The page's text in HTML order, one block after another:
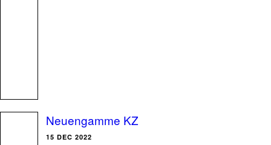
Neuengamme KZ
15 DEC 2022